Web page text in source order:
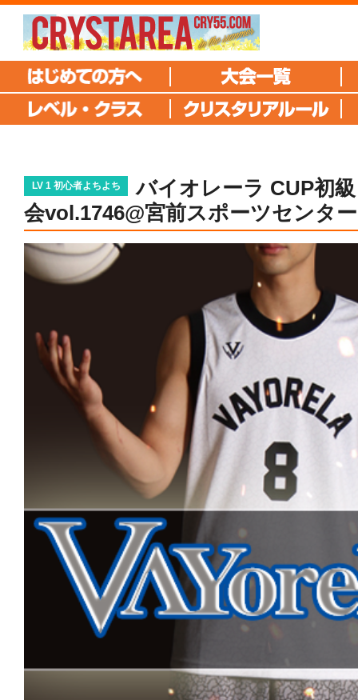
LV 1 初心者よちよち
バイオレーラ CUP初
会vol.1746@宮前スポーツセンター